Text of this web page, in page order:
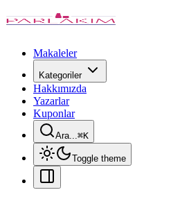
Makaleler
Kategoriler
Hakkımızda
Yazarlar
Kuponlar
Ara...⌘K
Toggle theme